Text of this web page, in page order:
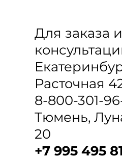
Для заказа и
Расточная
8-800-301-
Тюмень,
20
+7 995 495